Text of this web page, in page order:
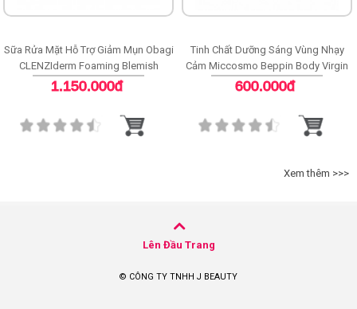
Sữa Rửa Mặt Hỗ Trợ Giảm Mụn Obagi
CLENZIderm Foaming Blemish
Cleanser
1.150.000đ
Tinh Chất Dưỡng Sáng Vùng Nhạy
Cảm Miccosmo Beppin Body Virgin
White Serum
600.000đ
Xem thêm >>>
Lên Đầu Trang
© CÔNG TY TNHH J BEAUTY